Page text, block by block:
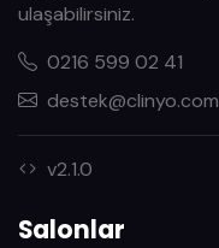
ulaşabilirsiniz.
0216 599 02 41
destek@clinyo.com
v2.1.0
Salonlar